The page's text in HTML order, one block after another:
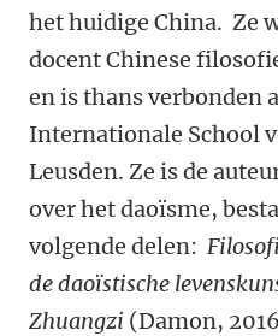
het huidige China. Ze
docent Chinese
en is thans verbonden
Internationale School
Leusden. Ze is de
over het daoïsme,
volgende delen:
de daoïstische
Zhuangzi (Damon,